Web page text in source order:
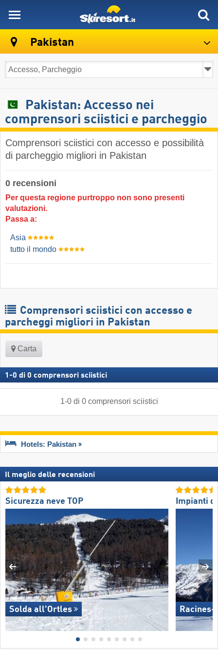
Pakistan
Pakistan: Accesso nei
comprensori sciistici e parcheggio
Comprensori sciistici con accesso e possibilità
di parcheggio migliori in Pakistan
0 recensioni
Per questa regione purtroppo non sono presenti
valutazioni.
Passa a:
Asia
tutto il mondo
Comprensori sciistici con accesso e
parcheggi migliori in Pakistan
Carta
1 -0 di 0 comprensori sciistici
1-0di 0 comprensori sciistici
Hotels: Pakistan
Il meglio delle recensioni
Sicurezza neve TOP
Solda all'Ortles
Impianti
Racines-